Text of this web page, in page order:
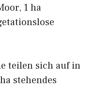
1 ha
teilen sich auf in
stehendes